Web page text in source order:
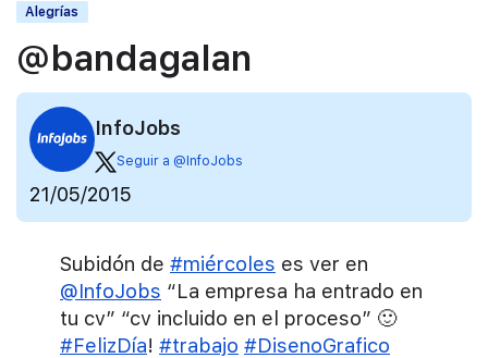
Alegrías
@bandagalan
InfoJobs
Seguir a @InfoJobs
21/05/2015
Subidón de #miércoles es ver en
@InfoJobs “La empresa ha entrado en
tu cv” “cv incluido en el proceso” 🙂
#FelizDía! #trabajo #DisenoGrafico